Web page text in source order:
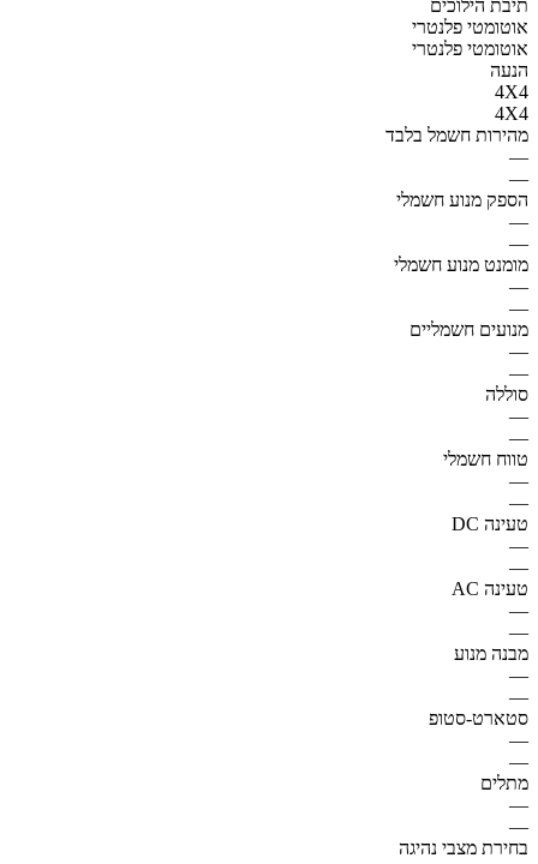
תיבת הילוכים
אוטומטי פלנטרי
אוטומטי פלנטרי
הנעה
4X4
4X4
מהירות חשמל בלבד
—
—
הספק מנוע חשמלי
—
—
מומנט מנוע חשמלי
—
—
מנועים חשמליים
—
—
סוללה
—
—
טווח חשמלי
—
—
טעינה DC
—
—
טעינה AC
—
—
מבנה מנוע
—
—
סטארט-סטופ
—
—
מתלים
—
—
בחירת מצבי נהיגה